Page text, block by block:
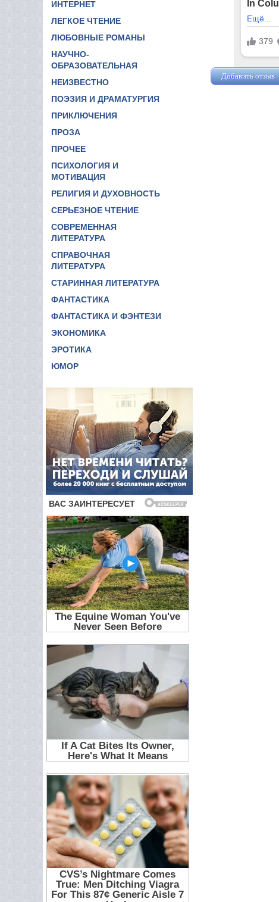
ИНТЕРНЕТ
ЛЕГКОЕ ЧТЕНИЕ
ЛЮБОВНЫЕ РОМАНЫ
НАУЧНО-
ОБРАЗОВАТЕЛЬНАЯ
НЕИЗВЕСТНО
ПОЭЗИЯ И ДРАМАТУРГИЯ
ПРИКЛЮЧЕНИЯ
ПРОЗА
ПРОЧЕЕ
ПСИХОЛОГИЯ И
МОТИВАЦИЯ
РЕЛИГИЯ И ДУХОВНОСТЬ
СЕРЬЕЗНОЕ ЧТЕНИЕ
СОВРЕМЕННАЯ
ЛИТЕРАТУРА
СПРАВОЧНАЯ
ЛИТЕРАТУРА
СТАРИННАЯ ЛИТЕРАТУРА
ФАНТАСТИКА
ФАНТАСТИКА И ФЭНТЕЗИ
ЭКОНОМИКА
ЭРОТИКА
ЮМОР
Добавить отзыв